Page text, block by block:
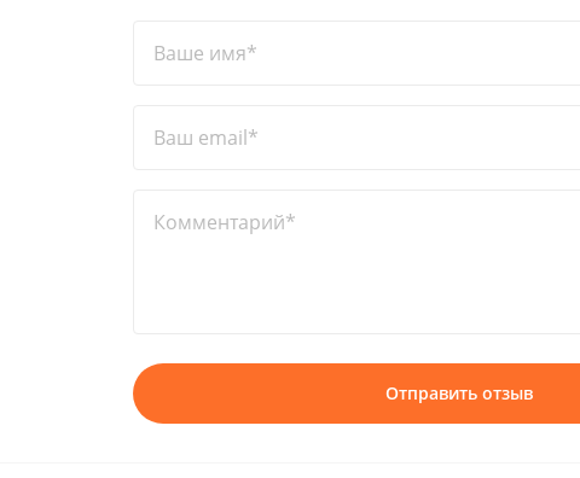
Ваше имя*
Ваш email*
Комментарий*
Отправить отзыв